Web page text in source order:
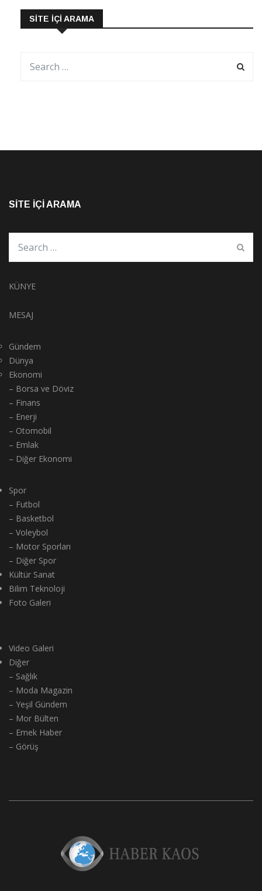
SITE İÇI ARAMA
SITE İÇI ARAMA
KÜNYE
MESAJ
Gündem
Dünya
Ekonomi
– Borsa ve Döviz
– Finans
– Enerji
– Otomobil
– Emlak
– Diğer Ekonomi
Spor
– Futbol
– Basketbol
– Voleybol
– Motor Sporları
– Diğer Spor
Kültür Sanat
Bilim Teknoloji
Foto Galeri
Video Galeri
Diğer
– Sağlık
– Moda Magazin
– Yeşil Gündem
– Mor Bülten
– Emek Haber
– Görüş